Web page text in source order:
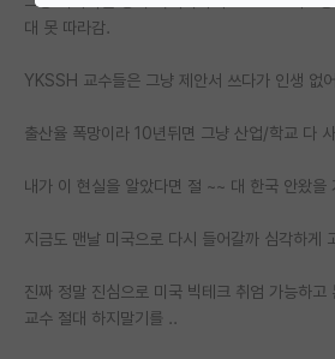
연구실(PI) 홍보 게시판
취업 게시판
임용 후기 게시판
PI 전용 게시판
대 못 따라감.
YKSSH 교수들은 그냥 제안서 쓰다가 인생 없
출산율 폭망이라 10년뒤면 그냥 산업/학교 다
내가 이 현실을 알았다면 절 ~~ 대 한국 안왔을
지금도 맨날 미국으로 다시 들어갈까 심각하게
진짜 정말 진심으로 미국 빅테크 취엄 가능하고
교수 절대 하지말기를 ..